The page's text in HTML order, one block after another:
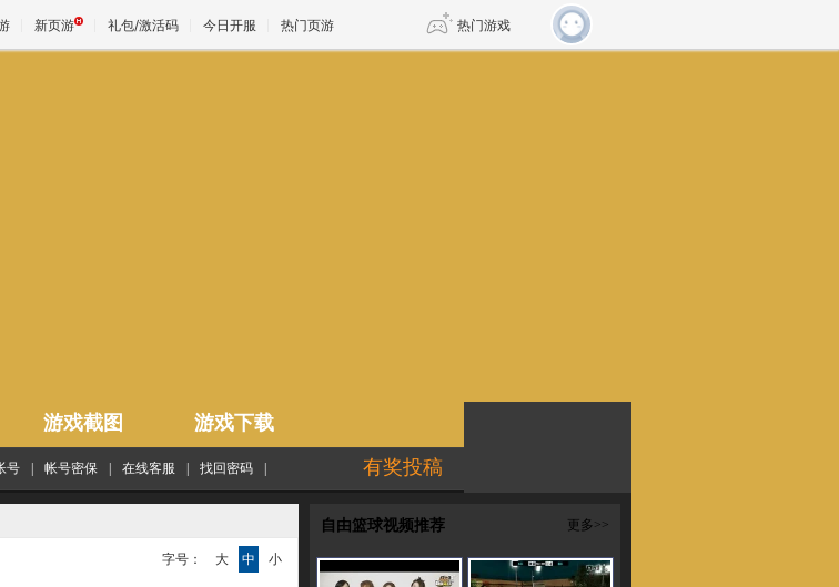
新页游 礼包/激活码 今日开服 热门页游 热门游戏
游戏截图 游戏下载
号 帐号密保 在线客服 找回密码 有奖投稿
字号： 大 中 小
自由篮球视频推荐 更多>>